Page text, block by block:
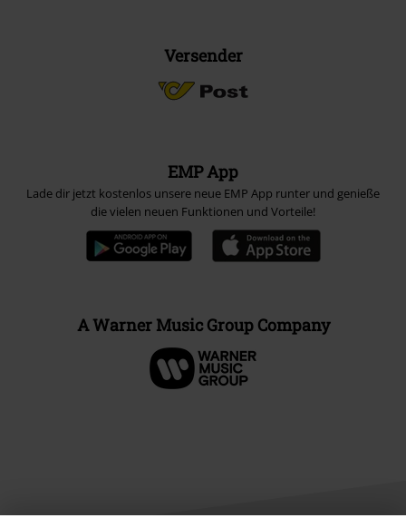
Versender
EMP App
Lade dir jetzt kostenlos unsere neue EMP App runter und genieße
die vielen neuen Funktionen und Vorteile!
A Warner Music Group Company